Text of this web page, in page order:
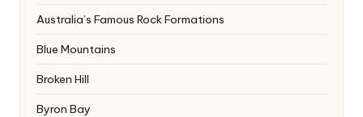
Australia’s Famous Rock Formations
Blue Mountains
Broken Hill
Byron Bay